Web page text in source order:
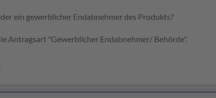
ein gewerblicher Endabnehmer des Produkts?
Antragsart "Gewerblicher Endabnehmer/ Behörde".